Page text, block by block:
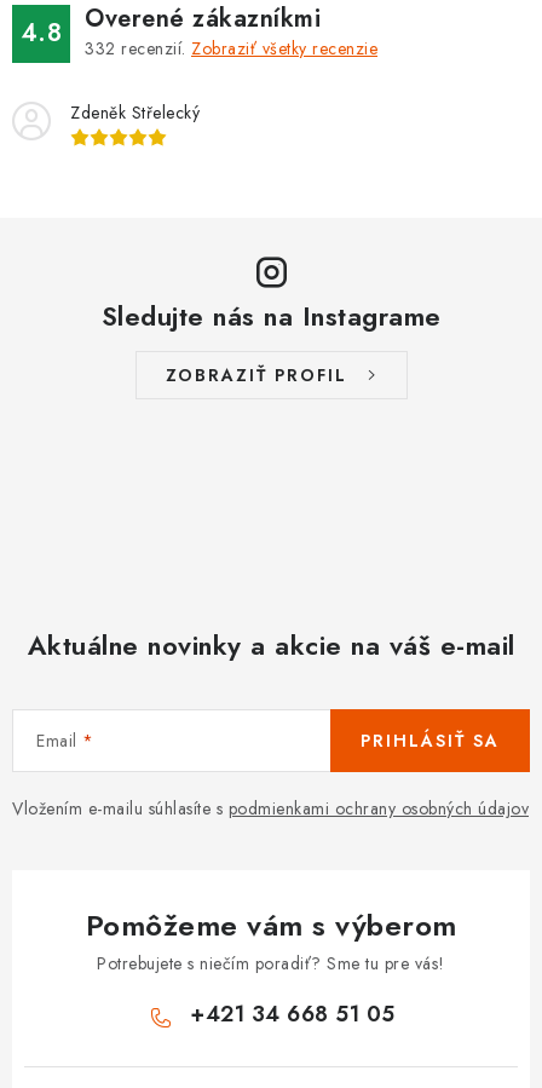
4.8 Overené zákazníkmi
332 recenzií. Zobraziť všetky recenzie
Zdeněk Střelecký
Sledujte nás na Instagrame
ZOBRAZIŤ PROFIL
Aktuálne novinky a akcie na váš e-mail
Email
Vložením e-mailu súhlasíte s podmienkami ochrany osobných údajov
PRIHLÁSIŤ SA
Pomôžeme vám s výberom
Potrebujete s niečím poradiť? Sme tu pre vás!
+421 34 668 51 05